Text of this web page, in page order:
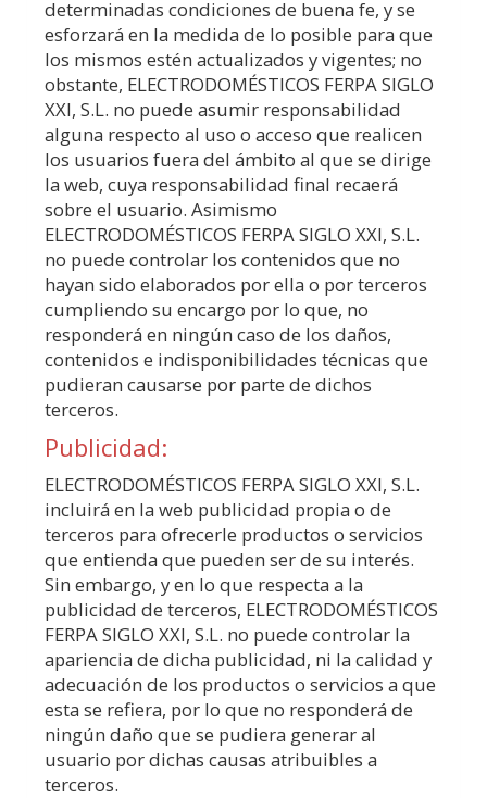
determinadas condiciones de buena fe, y se
esforzará en la medida de lo posible para que
los mismos estén actualizados y vigentes; no
obstante, ELECTRODOMÉSTICOS FERPA SIGLO
XXI, S.L. no puede asumir responsabilidad
alguna respecto al uso o acceso que realicen
los usuarios fuera del ámbito al que se dirige
la web, cuya responsabilidad final recaerá
sobre el usuario. Asimismo
ELECTRODOMÉSTICOS FERPA SIGLO XXI, S.L.
no puede controlar los contenidos que no
hayan sido elaborados por ella o por terceros
cumpliendo su encargo por lo que, no
responderá en ningún caso de los daños,
contenidos e indisponibilidades técnicas que
pudieran causarse por parte de dichos
terceros.
Publicidad:
ELECTRODOMÉSTICOS FERPA SIGLO XXI, S.L.
incluirá en la web publicidad propia o de
terceros para ofrecerle productos o servicios
que entienda que pueden ser de su interés.
Sin embargo, y en lo que respecta a la
publicidad de terceros, ELECTRODOMÉSTICOS
FERPA SIGLO XXI, S.L. no puede controlar la
apariencia de dicha publicidad, ni la calidad y
adecuación de los productos o servicios a que
esta se refiera, por lo que no responderá de
ningún daño que se pudiera generar al
usuario por dichas causas atribuibles a
terceros.